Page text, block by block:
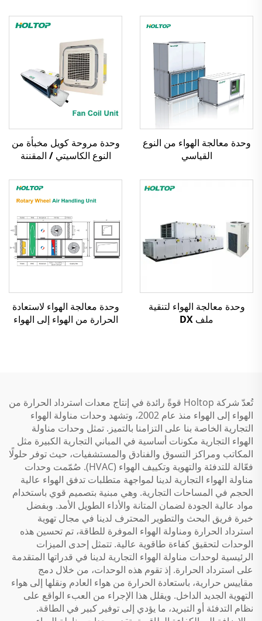
وحدة معالجة الهواء من النوع
القياسي
وحدة مروحة كويل مخبأة من
النوع الكاسيتي / المقننة
وحدة معالجة الهواء لتنقية
ملف DX
وحدة معالجة الهواء لاستعادة
الحرارة من الهواء إلى الهواء
تُعدّ شركة Holtop قوةً رائدة في إنتاج معدات استرداد الحرارة من
الهواء إلى الهواء منذ عام 2002، وتشهد وحدات مناولة الهواء
التجارية الخاصة بنا على التزامنا بالتميز. تمثل وحدات مناولة
الهواء التجارية مكونات أساسية في المباني التجارية الكبيرة مثل
المكاتب ومراكز التسوق والفنادق والمستشفيات، حيث توفر حلولًا
فعّالة للتدفئة والتهوية وتكييف الهواء (HVAC). صُمّمت وحدات
مناولة الهواء التجارية لدينا لمواجهة متطلبات تدفق الهواء عالية
الحجم في المساحات التجارية. وهي مبنية بتصميم قوي باستخدام
مواد عالية الجودة لضمان المتانة والأداء الطويل الأمد. وبفضل
خبرة فريق البحث والتطوير المحترف لدينا في مجال تهوية
استرداد الحرارة ومناولة الهواء الموفرة للطاقة، تم تحسين هذه
الوحدات لتحقيق كفاءة طاقوية عالية. تتمثل إحدى الميزات
الرئيسية لوحدات مناولة الهواء التجارية لدينا في قدراتها المتقدمة
على استرداد الحرارة. إذ تقوم هذه الوحدات، من خلال دمج
مقاييس حرارية، باستعادة الحرارة من هواء العادم ونقلها إلى هواء
التهوية الجديد الداخل. ويقلل هذا الإجراء من العبء الواقع على
نظام التدفئة أو التبريد، ما يؤدي إلى توفير كبير في الطاقة.